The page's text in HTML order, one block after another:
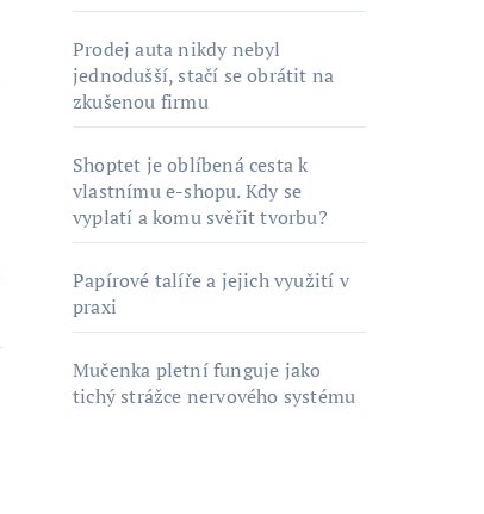
Prodej auta nikdy nebyl
jednodušší, stačí se obrátit na
zkušenou firmu
Shoptet je oblíbená cesta k
vlastnímu e-shopu. Kdy se
vyplatí a komu svěřit tvorbu?
Papírové talíře a jejich využití v
praxi
Mučenka pletní funguje jako
tichý strážce nervového systému